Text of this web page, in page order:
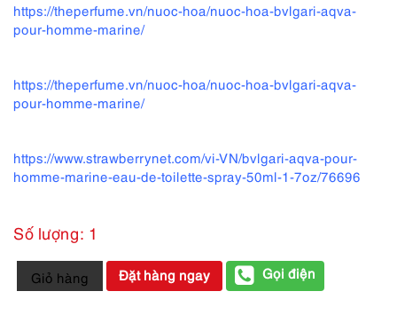
https://theperfume.vn/nuoc-hoa/nuoc-hoa-bvlgari-aqva-
pour-homme-marine/
https://theperfume.vn/nuoc-hoa/nuoc-hoa-bvlgari-aqva-
pour-homme-marine/
https://www.strawberrynet.com/vi-VN/bvlgari-aqva-pour-
homme-marine-eau-de-toilette-spray-50ml-1-7oz/76696
Số lượng: 1
3152-
BVLGARI
Giỏ hàng Đặt hàng ngay Gọi điện